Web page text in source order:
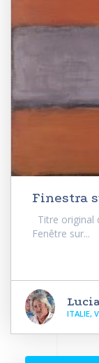
Finestra
Titre original
Fenêtre sur...
ITALIE,